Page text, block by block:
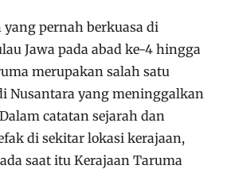
yang pernah berkuasa di
Jawa pada abad ke-4 hingga
merupakan salah satu
Nusantara yang meninggalkan
catatan sejarah dan
di sekitar lokasi kerajaan,
saat itu Kerajaan Taruma